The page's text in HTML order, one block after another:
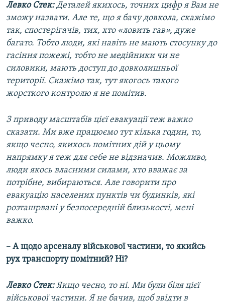
Левко Стек:Деталей якихось, точних цифр я Вам не
зможу назвати. Але те, що я бачу довкола, скажімо
так, спостерігачів, тих, хто «ловить гав», дуже
багато. Тобто люди, які навіть не мають стосунку до
гасіння пожежі, тобто не медійники чи не
силовики, мають доступ до довколишньої
території. Скажімо так, тут якогось такого
жорсткого контролю я не помітив.
З приводу масштабів цієї евакуації теж важко
сказати. Ми вже працюємо тут кілька годин, то,
якщо чесно, якихось помітних дій у цьому
напрямку я теж для себе не відзначив. Можливо,
люди якось власними силами, хто вважає за
потрібне, вибираються. Але говорити про
евакуацію населених пунктів чи будинків, які
розташрвані у безпосередній близькості, мені
важко.
– А щодо арсеналу військової частини, то якийсь
рух транспорту помітний? Ні?
Левко Стек:Якщо чесно, то ні. Ми були біля цієї
військової частини. Я не бачив, щоб звідти в